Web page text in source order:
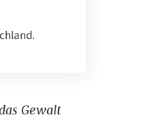
Gewalt